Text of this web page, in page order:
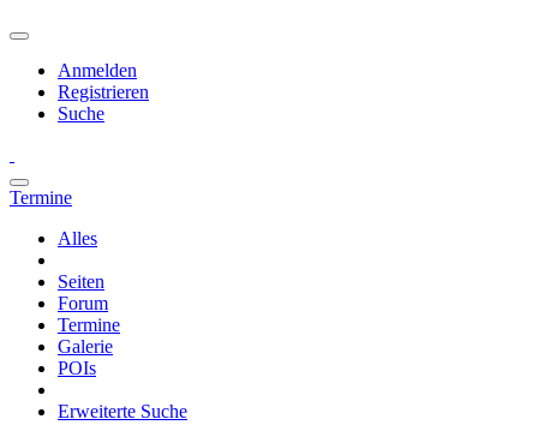
Anmelden
Registrieren
Suche
Termine
Alles
Seiten
Forum
Termine
Galerie
POIs
Erweiterte Suche